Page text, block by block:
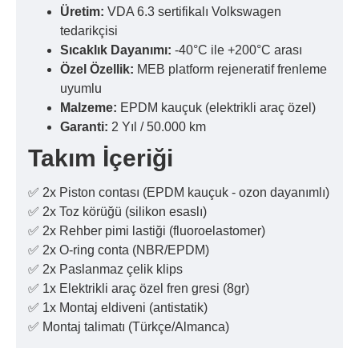
Üretim: VDA 6.3 sertifikalı Volkswagen
tedarikçisi
Sıcaklık Dayanımı: -40°C ile +200°C arası
Özel Özellik: MEB platform rejeneratif frenleme
uyumlu
Malzeme: EPDM kauçuk (elektrikli araç özel)
Garanti: 2 Yıl / 50.000 km
Takım İçeriği
✅ 2x Piston contası (EPDM kauçuk - ozon dayanımlı)
✅ 2x Toz körüğü (silikon esaslı)
✅ 2x Rehber pimi lastiği (fluoroelastomer)
✅ 2x O-ring conta (NBR/EPDM)
✅ 2x Paslanmaz çelik klips
✅ 1x Elektrikli araç özel fren gresi (8gr)
✅ 1x Montaj eldiveni (antistatik)
✅ Montaj talimatı (Türkçe/Almanca)